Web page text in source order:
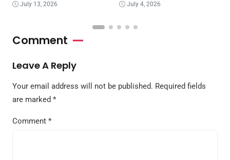
July 13, 2026 July 4, 2026
Comment
Leave A Reply
Your email address will not be published. Required fields
are marked *
Comment *